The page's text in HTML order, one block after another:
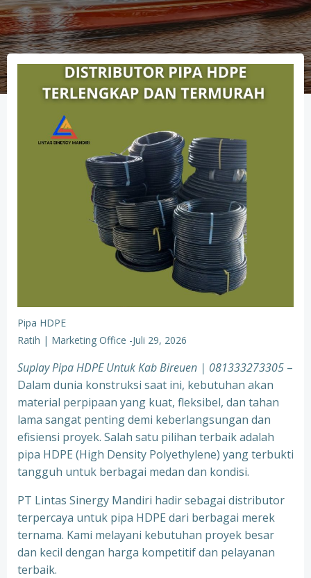
Pipa HDPE
Ratih | Marketing Office -Juli 29, 2026
Suplay Pipa HDPE Untuk Kab Bireuen | 081333273305 –
Dalam dunia konstruksi saat ini, kebutuhan akan
material perpipaan yang kuat, fleksibel, dan tahan
lama sangat penting demi keberlangsungan dan
efisiensi proyek. Salah satu pilihan terbaik adalah
pipa HDPE (High Density Polyethylene) yang terbukti
tangguh untuk berbagai medan dan kondisi.
PT Lintas Sinergy Mandiri hadir sebagai distributor
terpercaya untuk pipa HDPE dari berbagai merek
ternama. Kami melayani kebutuhan proyek besar
dan kecil dengan harga kompetitif dan pelayanan
terbaik.